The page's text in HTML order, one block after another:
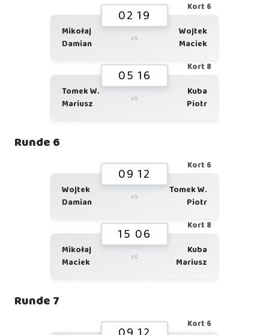
Kort 6
02 19
Mikołaj
Damian
vs
Wojtek
Maciek
Kort 8
05 16
Tomek W.
Mariusz
vs
Kuba
Piotr
Runde 6
Kort 6
09 12
Wojtek
Damian
vs
Tomek W.
Piotr
Kort 8
15 06
Mikołaj
Maciek
vs
Kuba
Mariusz
Runde 7
Kort 6